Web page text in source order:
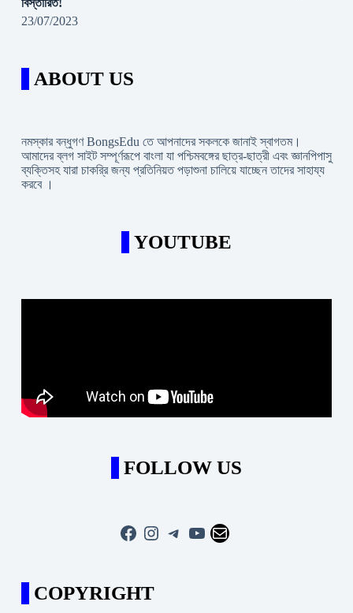
23/07/2023
ABOUT US
নমস্কার বন্ধুগণ BongsEdu তে আপনাদের সকলকে জানাই স্বাগতম।
আমাদের ব্লগ সাইট সম্পূর্ণরূপে বাংলা যা পশ্চিমবঙ্গের ছাত্র-ছাত্রী এবং জ্ঞানপিপাসু
ব্যক্তিসহ যারা চাকরি্র জন্য প্রতিনিয়ত পড়াশুনা চালিয়ে যাচ্ছেন তাদের সাহায্য
করবে ।
YOUTUBE
FOLLOW US
Facebook
Instagram
Telegram
YouTube
Mail
COPYRIGHT